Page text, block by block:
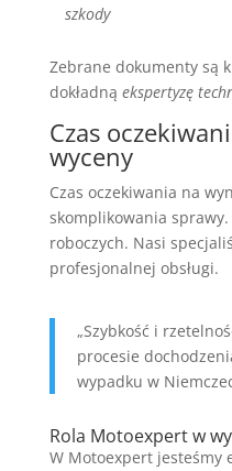
szkody
Zebrane dokumenty są
dokładną ekspertyzę
Czas
wyceny
Czas oczekiwania na
skomplikowania
roboczych. Nasi
profesjonalnej obsługi.
„Szybkość i
procesie
wypadku w
Rola Motoexpert w
W Motoexpert jesteśmy